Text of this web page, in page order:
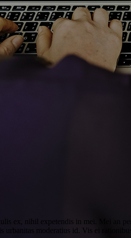
ex, nihil expetendis in mei. Mei an
moderatius id. Vis ei